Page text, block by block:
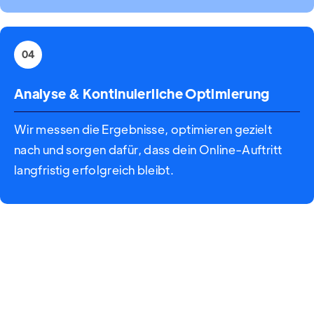
04
Analyse & Kontinuierliche Optimierung
Wir messen die Ergebnisse, optimieren gezielt
nach und sorgen dafür, dass dein Online-Auftritt
langfristig erfolgreich bleibt.